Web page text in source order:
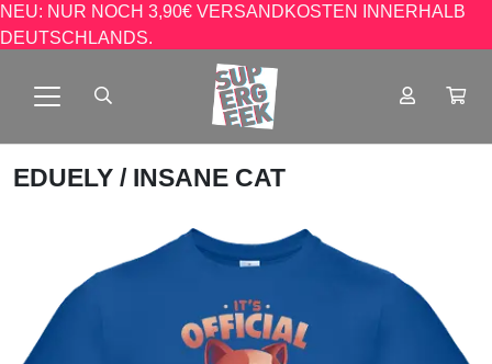
NEU: NUR NOCH 3,90€ VERSANDKOSTEN INNERHALB
DEUTSCHLANDS.
EDUELY / INSANE CAT